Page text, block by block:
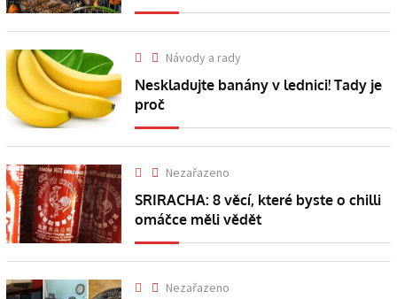
Návody a rady
Neskladujte banány v lednici! Tady je
proč
Nezařazeno
SRIRACHA: 8 věcí, které byste o chilli
omáčce měli vědět
Nezařazeno